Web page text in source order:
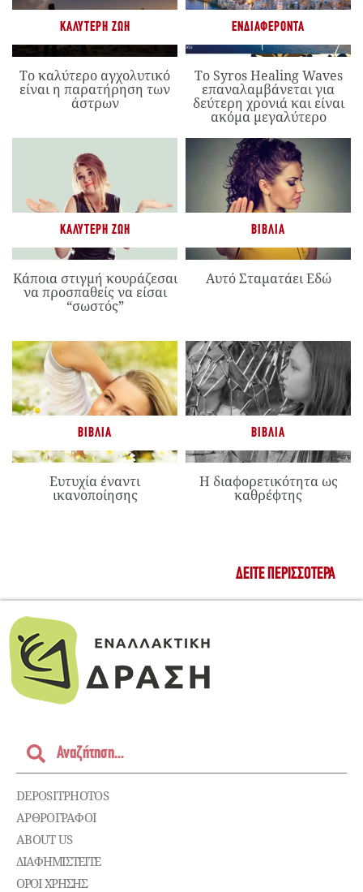
ΚΑΛΎΤΕΡΗ ΖΩΉ
Το καλύτερο αγχολυτικό
είναι η παρατήρηση των
άστρων
ΕΝΔΙΑΦΈΡΟΝΤΑ
Το Syros Healing Waves
επαναλαμβάνεται για
δεύτερη χρονιά και είναι
ακόμα μεγαλύτερο
ΚΑΛΎΤΕΡΗ ΖΩΉ
Κάποια στιγμή κουράζεσαι
να προσπαθείς να είσαι
“σωστός”
ΒΙΒΛΊΑ
Αυτό Σταματάει Εδώ
ΒΙΒΛΊΑ
Ευτυχία έναντι
ικανοποίησης
ΒΙΒΛΊΑ
Η διαφορετικότητα ως
καθρέφτης
ΔΕΊΤΕ ΠΕΡΙΣΣΌΤΕΡΑ
DEPOSITPHOTOS
ΑΡΘΡΟΓΡΑΦΟΙ
ABOUT US
ΔΙΑΦΗΜΙΣΤΕΊΤΕ
ΌΡΟΙ ΧΡΉΣΗΣ